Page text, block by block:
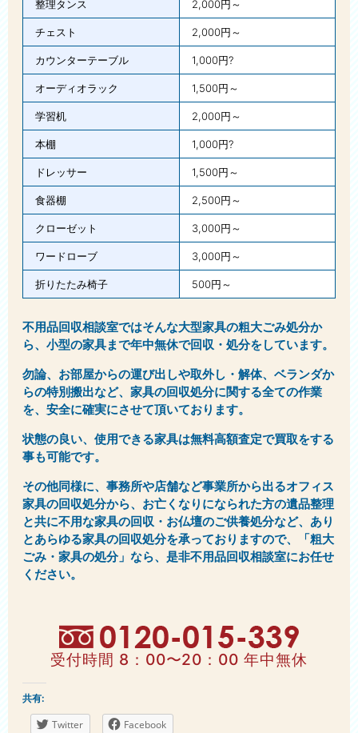
整理タンス 2,000円～
チェスト 2,000円～
カウンターテーブル 1,000円?
オーディオラック 1,500円～
学習机 2,000円～
本棚 1,000円?
ドレッサー 1,500円～
食器棚 2,500円～
クローゼット 3,000円～
ワードローブ 3,000円～
折りたたみ椅子 500円～
不用品回収相談室ではそんな大型家具の粗大ごみ処分か
ら、小型の家具まで年中無休で回収・処分をしています。
勿論、お部屋からの運び出しや取外し・解体、ベランダか
らの特別搬出など、家具の回収処分に関する全ての作業
を、安全に確実にさせて頂いております。
状態の良い、使用できる家具は無料高額査定で買取をする
事も可能です。
その他同様に、事務所や店舗など事業所から出るオフィス
家具の回収処分から、お亡くなりになられた方の遺品整理
と共に不用な家具の回収・お仏壇のご供養処分など、あり
とあらゆる家具の回収処分を承っておりますので、「粗大
ごみ・家具の処分」なら、是非不用品回収相談室にお任せ
ください。
受付時間 8：00〜20：00 年中無休
共有:
Twitter Facebook